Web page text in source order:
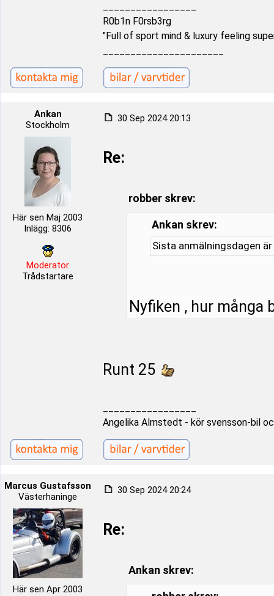
R0b1n F0rsb3rg
"Full of sport mind & luxury feeling
Ankan
Stockholm
Här sen Maj 2003
Inlägg: 8306
Moderator
Trådstartare
30 Sep 2024 20:13
Re:
robber skrev:
Ankan skrev:
Sista anmälningsdagen
Nyfiken , hur många
Runt 25
Angelika Almstedt - kör svensson-bil
Marcus Gustafsson
Västerhaninge
Här sen Apr 2003
30 Sep 2024 20:24
Re:
Ankan skrev: